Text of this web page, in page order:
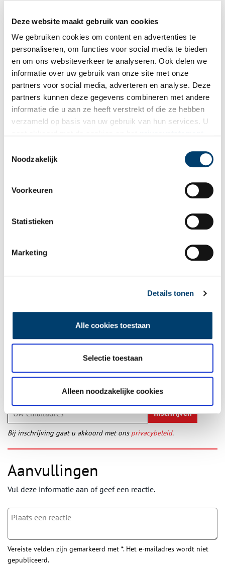
Deze website maakt gebruik van cookies
We gebruiken cookies om content en advertenties te
personaliseren, om functies voor social media te bieden
en om ons websiteverkeer te analyseren. Ook delen we
informatie over uw gebruik van onze site met onze
partners voor social media, adverteren en analyse. Deze
partners kunnen deze gegevens combineren met andere
informatie die u aan ze heeft verstrekt of die ze hebben
verzameld op basis van uw gebruik van hun services. U
Noodzakelijk
Voorkeuren
Statistieken
Marketing
Details tonen
Alle cookies toestaan
Selectie toestaan
Alleen noodzakelijke cookies
figuur Kees de Muis. Sinds 1999 werkt zij als professioneel
illustrator voor musea, erfgoedprojecten en lesmethodes in heel
Nederland. Haar werk werd meerdere keren bekroond, waaronder
met de internationale publieksprijs van de Key Colours Illustrator’s
Award.
Ontvang de nieuwsbrief
Wilt u op de hoogte blijven van de mooiste verhalen en het
laatste erfgoednieuws? Schrijf u dan nu in voor onze
Bij inschrijving gaat u akkoord met ons privacybeleid.
Aanvullingen
Vul deze informatie aan of geef een reactie.
Vereiste velden zijn gemarkeerd met *. Het e-mailadres wordt niet
gepubliceerd.